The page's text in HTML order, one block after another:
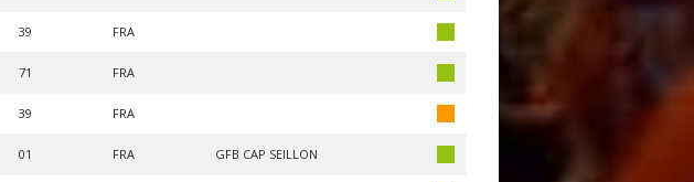
39 FRA
71 FRA
39 FRA
01 FRA GFB CAP SEILLON